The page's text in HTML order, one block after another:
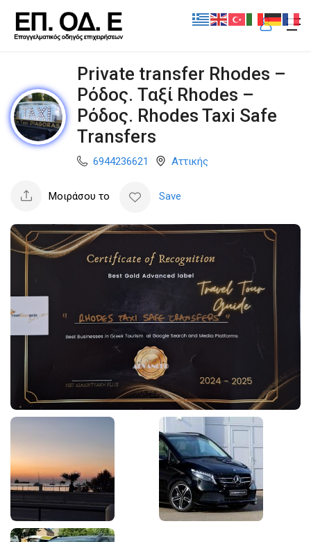
Private transfer Rhodes –
Ρόδος. Ταξί Rhodes –
Ρόδος. Rhodes Taxi Safe
Transfers
6944236621 Αττικής
Μοιράσου το Save